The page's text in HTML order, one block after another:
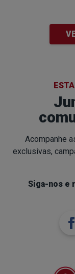
Acompanhe
exclusivas,
Siga-nos e